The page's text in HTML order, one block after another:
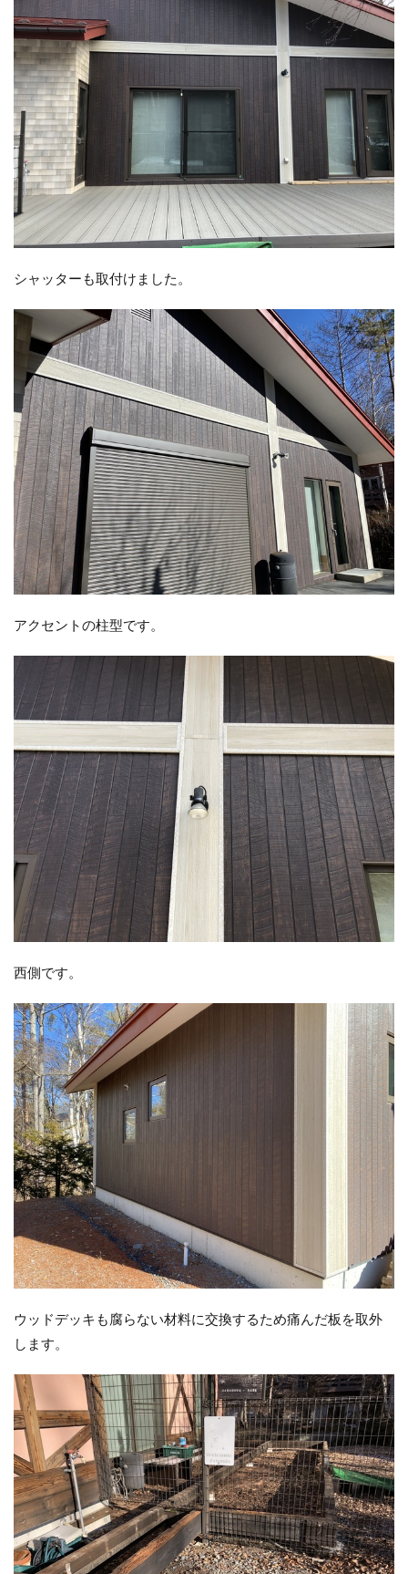
シャッターも取付けました。
アクセントの柱型です。
西側です。
ウッドデッキも腐らない材料に交換するため痛んだ板を取外
します。